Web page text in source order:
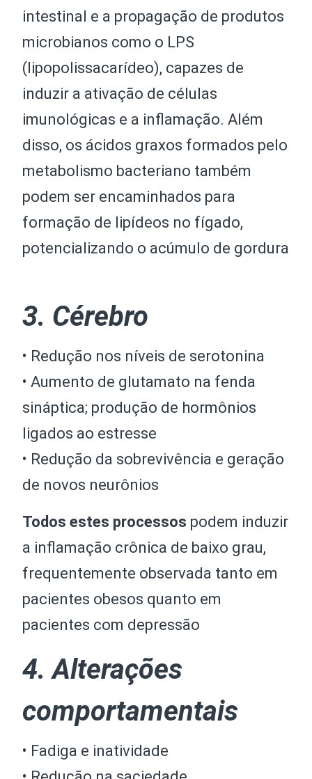
intestinal e a propagação de produtos
microbianos como o LPS
(lipopolissacarídeo), capazes de
induzir a ativação de células
imunológicas e a inflamação. Além
disso, os ácidos graxos formados pelo
metabolismo bacteriano também
podem ser encaminhados para
formação de lipídeos no fígado,
potencializando o acúmulo de gordura
3. Cérebro
• Redução nos níveis de serotonina
• Aumento de glutamato na fenda
sináptica; produção de hormônios
ligados ao estresse
• Redução da sobrevivência e geração
de novos neurônios
Todos estes processos podem induzir
a inflamação crônica de baixo grau,
frequentemente observada tanto em
pacientes obesos quanto em
pacientes com depressão
4. Alterações
comportamentais
• Fadiga e inatividade